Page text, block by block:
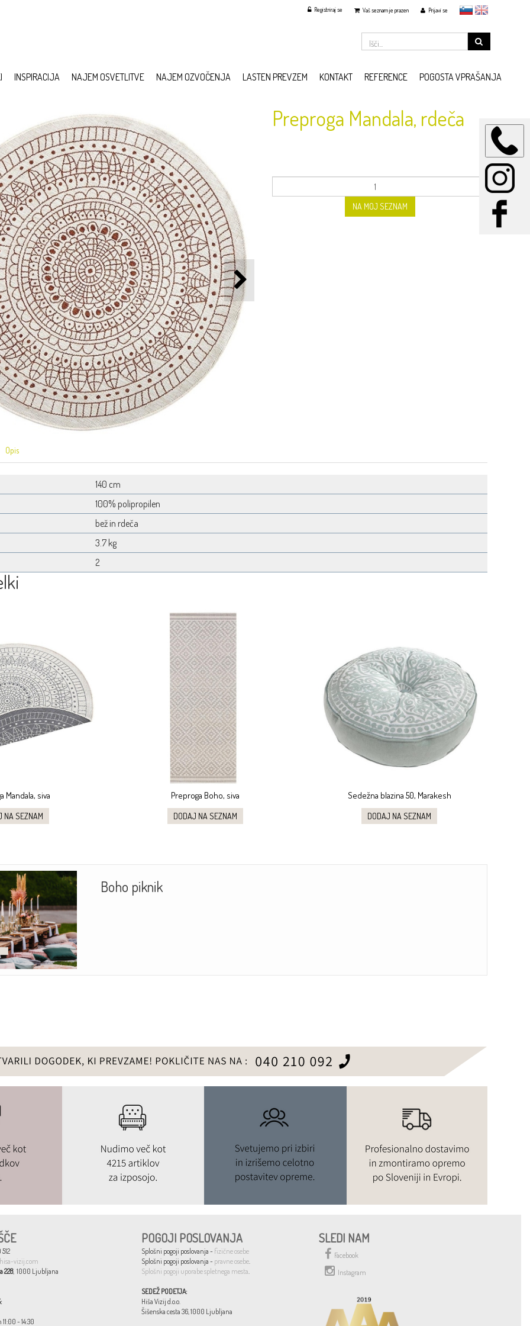
slovensko
EnglishPrijavi se
Vaš seznam je prazen
Registriraj se
INSPIRACIJA NAJEM OSVETLITVE NAJEM OZVOČENJA LASTEN PREVZEM KONTAKT REFERENCE POGOSTA VPRAŠANJA
Preproga Mandala, rdeča
NA MOJ SEZNAM
Opis
140 cm
100% polipropilen
bež in rdeča
3.7 kg
2
Mandala, siva
NA SEZNAM
Preproga Boho, siva
DODAJ NA SEZNAM
Sedežna blazina 50, Marakesh
DODAJ NA SEZNAM
Boho piknik
vizij.com
228, 1000 Ljubljana
- 14:30
POGOJI POSLOVANJA
Splošni pogoji poslovanja - fizične osebe
Splošni pogoji poslovanja - pravne osebe
Splošni pogoji uporabe spletnega mesta
SEDEŽ PODETJA:
Hiša Vizij d.o.o.
Šišenska cesta 36, 1000 Ljubljana
SLEDI NAM
Facebook
Instagram